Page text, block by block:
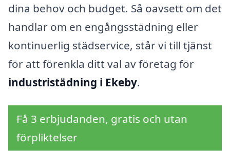
dina behov och budget. Så oavsett om det
handlar om en engångsstädning eller
kontinuerlig städservice, står vi till tjänst
för att förenkla ditt val av företag för
industristädning i Ekeby.
Få 3 erbjudanden, gratis och utan
förpliktelser